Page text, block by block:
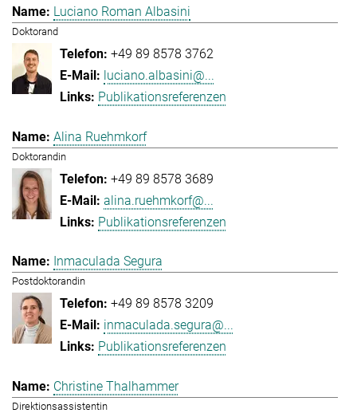
Luciano Roman Albasini
Doktorand
+49 89 8578 3762
luciano.albasini@...
Publikationsreferenzen
Alina Ruehmkorf
Doktorandin
+49 89 8578 3689
alina.ruehmkorf@...
Publikationsreferenzen
Inmaculada Segura
Postdoktorandin
+49 89 8578 3209
inmaculada.segura@...
Publikationsreferenzen
Christine Thalhammer
Direktionsassistentin